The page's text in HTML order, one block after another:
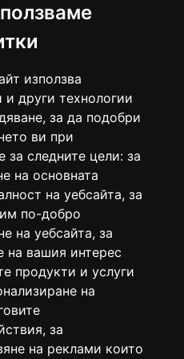
използва
и други технологии
за да подобри
ви при
за следните цели: за
на основната
на уебсайта, за
по-добро
на уебсайта, за
на вашия интерес
продукти и услуги
на
, за
на реклами които